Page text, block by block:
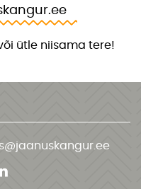
ütle niisama tere!